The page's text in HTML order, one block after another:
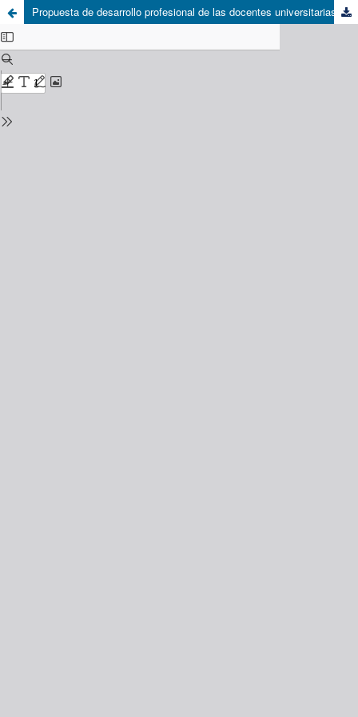
Propuesta de desarrollo profesional de las docentes universitarias a partir de sus necesidades de formación